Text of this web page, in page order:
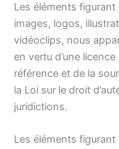
Les éléments
images, logos,
vidéoclips, nous
en vertu d’une
référence et de la
la Loi sur le droit
juridictions.
Les éléments